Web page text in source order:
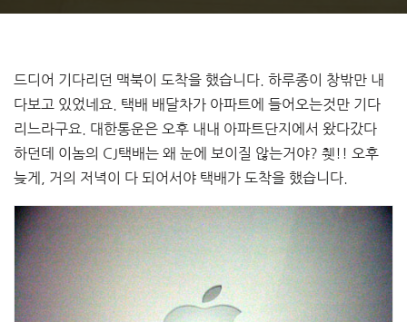
드디어 기다리던 맥북이 도착을 했습니다. 하루종이 창밖만 내
다보고 있었네요. 택배 배달차가 아파트에 들어오는것만 기다
리느라구요. 대한통운은 오후 내내 아파트단지에서 왔다갔다
하던데 이놈의 CJ택배는 왜 눈에 보이질 않는거야? 췟!! 오후
늦게, 거의 저녁이 다 되어서야 택배가 도착을 했습니다.